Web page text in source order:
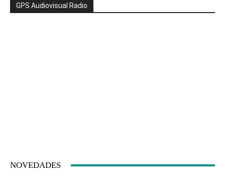
GPS Audiovisual Radio
NOVEDADES